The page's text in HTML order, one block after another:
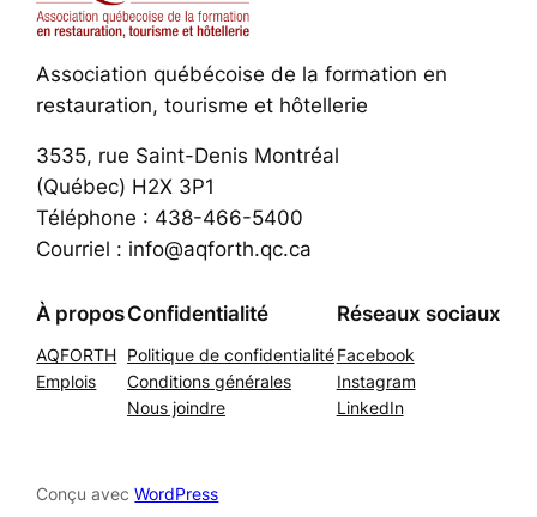
Association québécoise de la formation en
restauration, tourisme et hôtellerie
3535, rue Saint-Denis Montréal
(Québec) H2X 3P1
Téléphone : 438-466-5400
Courriel : info@aqforth.qc.ca
À propos
AQFORTH
Emplois
Confidentialité
Politique de confidentialité
Conditions générales
Nous joindre
Réseaux sociaux
Facebook
Instagram
LinkedIn
Conçu avecWordPress